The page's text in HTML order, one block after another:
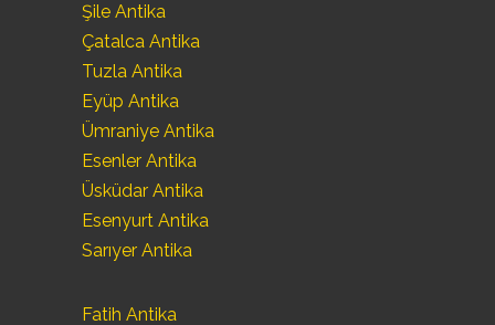
Şile Antika
Çatalca Antika
Tuzla Antika
Eyüp Antika
Ümraniye Antika
Esenler Antika
Üsküdar Antika
Esenyurt Antika
Sarıyer Antika
Fatih Antika